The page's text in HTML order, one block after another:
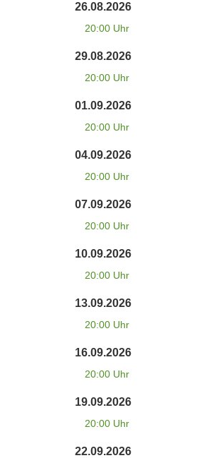
26.08.2026
20:00 Uhr
29.08.2026
20:00 Uhr
01.09.2026
20:00 Uhr
04.09.2026
20:00 Uhr
07.09.2026
20:00 Uhr
10.09.2026
20:00 Uhr
13.09.2026
20:00 Uhr
16.09.2026
20:00 Uhr
19.09.2026
20:00 Uhr
22.09.2026